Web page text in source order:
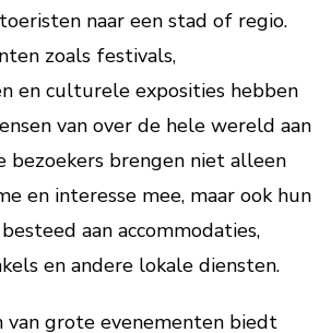
naar een stad of regio.
zoals festivals,
en culturele exposities hebben
van over de hele wereld aan
bezoekers brengen niet alleen
en interesse mee, maar ook hun
aan accommodaties,
en andere lokale diensten.
van grote evenementen biedt